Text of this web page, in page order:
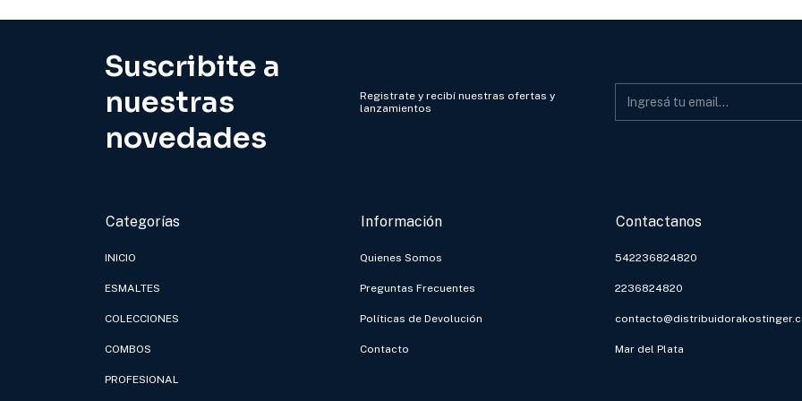
Suscribite a
nuestras
novedades
Registrate y recibí nuestras ofertas y
lanzamientos
Categorías
INICIO
ESMALTES
COLECCIONES
COMBOS
PROFESIONAL
Información
Quienes Somos
Preguntas Frecuentes
Políticas de Devolución
Contacto
Contactanos
542236824820
2236824820
Mar del Plata